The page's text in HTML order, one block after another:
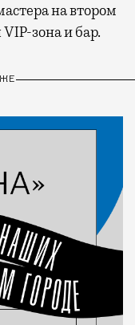
на втором
зона и бар.